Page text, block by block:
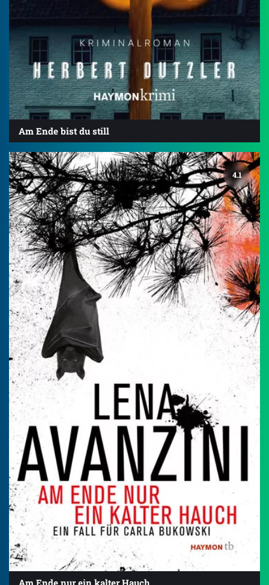
Am Ende bist du still
4.1
Am Ende nur ein kalter Hauch